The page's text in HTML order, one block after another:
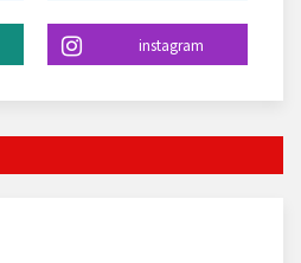
instagram